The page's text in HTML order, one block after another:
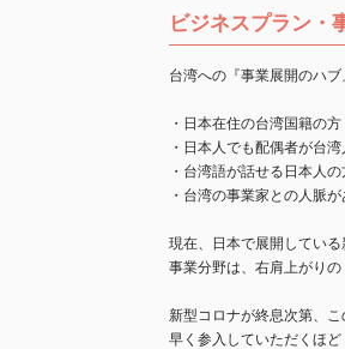
ビジネスプラン・
台湾への『事業展開のハ
・日本在住の台湾国籍の方
・日本人でも配偶者が台
・台湾語が話せる日本人の
・台湾の事業家との人脈
現在、日本で展開している
事業分野は、右肩上がりの
新型コロナが終息次第、こ
早く参入していただくほど